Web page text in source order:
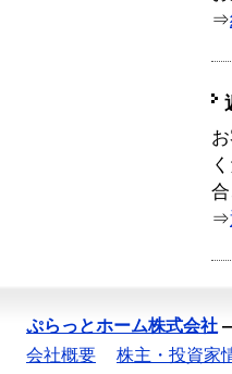
⇒
⇒
ぷらっとホーム株式会社
会社概要
株主・投資家